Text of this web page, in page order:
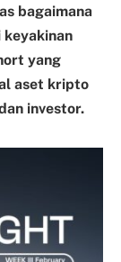
bagaimana
yang
aset kripto
investor.